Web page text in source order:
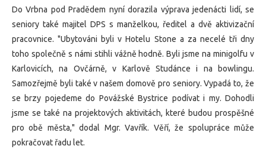
Do Vrbna pod Pradědem nyní dorazila výprava jedenácti lidí, se
seniory také majitel DPS s manželkou, ředitel a dvě aktivizační
pracovnice. "Ubytováni byli v Hotelu Stone a za necelé tři dny
toho společně s námi stihli vážně hodně. Byli jsme na minigolfu v
Karlovicích, na Ovčárně, v Karlově Studánce i na bowlingu.
Samozřejmě byli také v našem domově pro seniory. Vypadá to, že
se brzy pojedeme do Povážské Bystrice podívat i my. Dohodli
jsme se také na projektových aktivitách, které budou prospěšné
pro obě města," dodal Mgr. Vavřík. Věří, že spolupráce může
pokračovat řadu let.